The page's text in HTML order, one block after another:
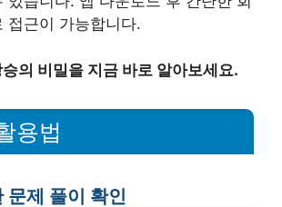
접근이 가능합니다.
의 비밀을 지금 바로 알아보세요.
용법
문제 풀이 확인